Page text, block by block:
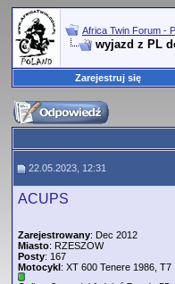
Africa Twin Forum -
wyjazd z PL
Zarejestruj się
22.05.2023, 12:31
ACUPS
Zarejestrowany: Dec 2012
Miasto: RZESZOW
Posty: 167
Motocykl: XT 600 Tenere 1986, T7